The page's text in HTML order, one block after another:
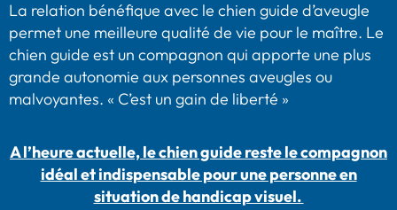
La relation bénéfique avec le chien guide d’aveugle
permet une meilleure qualité de vie pour le maître. Le
chien guide est un compagnon qui apporte une plus
grande autonomie aux personnes aveugles ou
malvoyantes. « C’est un gain de liberté »
A l’heure actuelle, le chien guide reste le compagnon
idéal et indispensable pour une personne en
situation de handicap visuel.